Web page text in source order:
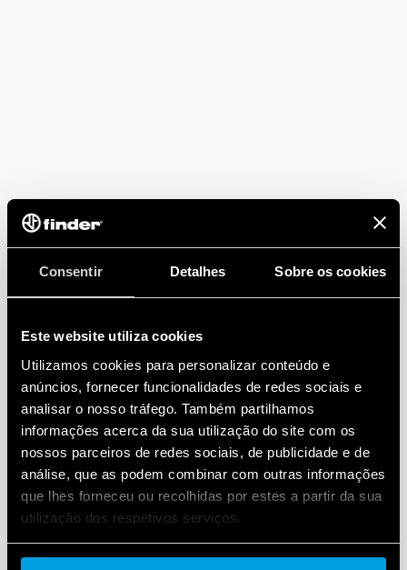
Consentir Detalhes Sobre os cookies
Este website utiliza cookies
Utilizamos cookies para personalizar conteúdo e
anúncios, fornecer funcionalidades de redes sociais e
analisar o nosso tráfego. Também partilhamos
informações acerca da sua utilização do site com os
nossos parceiros de redes sociais, de publicidade e de
análise, que as podem combinar com outras informações
que lhes forneceu ou recolhidas por estes a partir da sua
utilização dos respetivos serviços.
Cookie policy.